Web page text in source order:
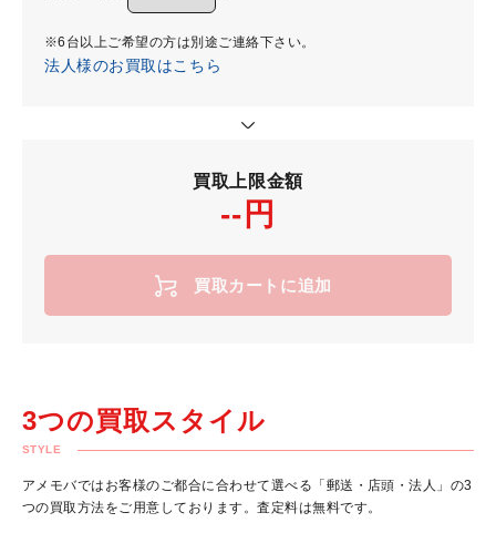
※6台以上ご希望の方は別途ご連絡下さい。
法人様のお買取はこちら
買取上限金額
--円
買取カートに追加
3つの買取スタイル
STYLE
アメモバではお客様のご都合に合わせて選べる「郵送・店頭・法人」の3
つの買取方法をご用意しております。査定料は無料です。